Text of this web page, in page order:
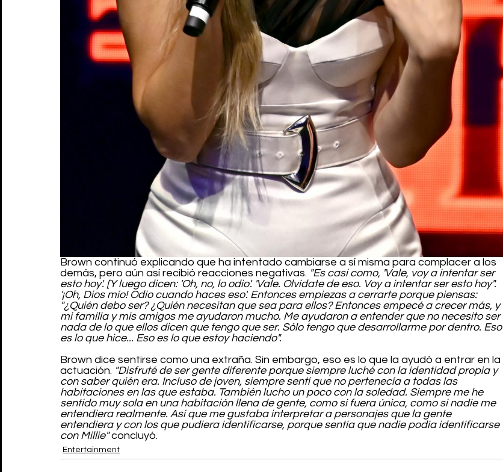
Brown continuó explicando que ha intentado cambiarse a sí misma para complacer a los
demás, pero aún así recibió reacciones negativas. "Es casi como, 'Vale, voy a intentar ser
esto hoy'. [Y luego dicen: 'Oh, no, lo odio'. 'Vale. Olvídate de eso. Voy a intentar ser esto hoy".
'¡Oh, Dios mío! Odio cuando haces eso'. Entonces empiezas a cerrarte porque piensas:
"¿Quién debo ser? ¿Quién necesitan que sea para ellos? Entonces empecé a crecer más, y
mi familia y mis amigos me ayudaron mucho. Me ayudaron a entender que no necesito ser
nada de lo que ellos dicen que tengo que ser. Sólo tengo que desarrollarme por dentro. Eso
es lo que hice... Eso es lo que estoy haciendo".
Brown dice sentirse como una extraña. Sin embargo, eso es lo que la ayudó a entrar en la
actuación. "Disfruté de ser gente diferente porque siempre luché con la identidad propia y
con saber quién era. Incluso de joven, siempre sentí que no pertenecía a todas las
habitaciones en las que estaba. También lucho un poco con la soledad. Siempre me he
sentido muy sola en una habitación llena de gente, como si fuera única, como si nadie me
entendiera realmente. Así que me gustaba interpretar a personajes que la gente
entendiera y con los que pudiera identificarse, porque sentía que nadie podía identificarse
con Millie" concluyó.
Entertainment